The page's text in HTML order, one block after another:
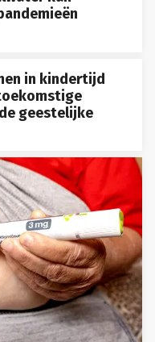
in kindertijd
geestelijke